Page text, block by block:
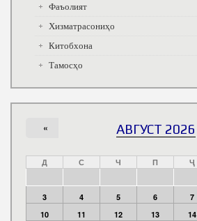
Фаъолият
Хизматрасониҳо
Китобхона
Тамосҳо
АВГУСТ 2026
«
Д С Ч П Ҷ
3
4 5 6 7
10
11 12 13 14